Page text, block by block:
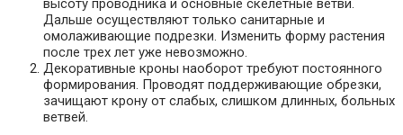
высоту проводника и основные скелетные ветви.
Дальше осуществляют только санитарные и
омолаживающие подрезки. Изменить форму растения
после трех лет уже невозможно.
Декоративные кроны наоборот требуют постоянного
формирования. Проводят поддерживающие обрезки,
зачищают крону от слабых, слишком длинных, больных
ветвей.